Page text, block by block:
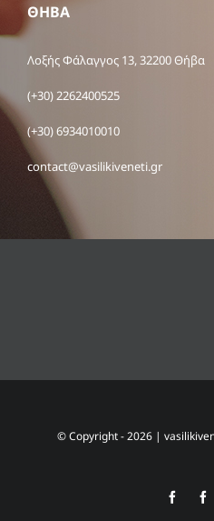
ΘΗΒΑ
Λοξής Φάλαγγος 13, 32200 Θήβα
(+30) 2262400525
(+30) 6934010010
contact@vasilikiveneti.gr
© Copyright -2026 |